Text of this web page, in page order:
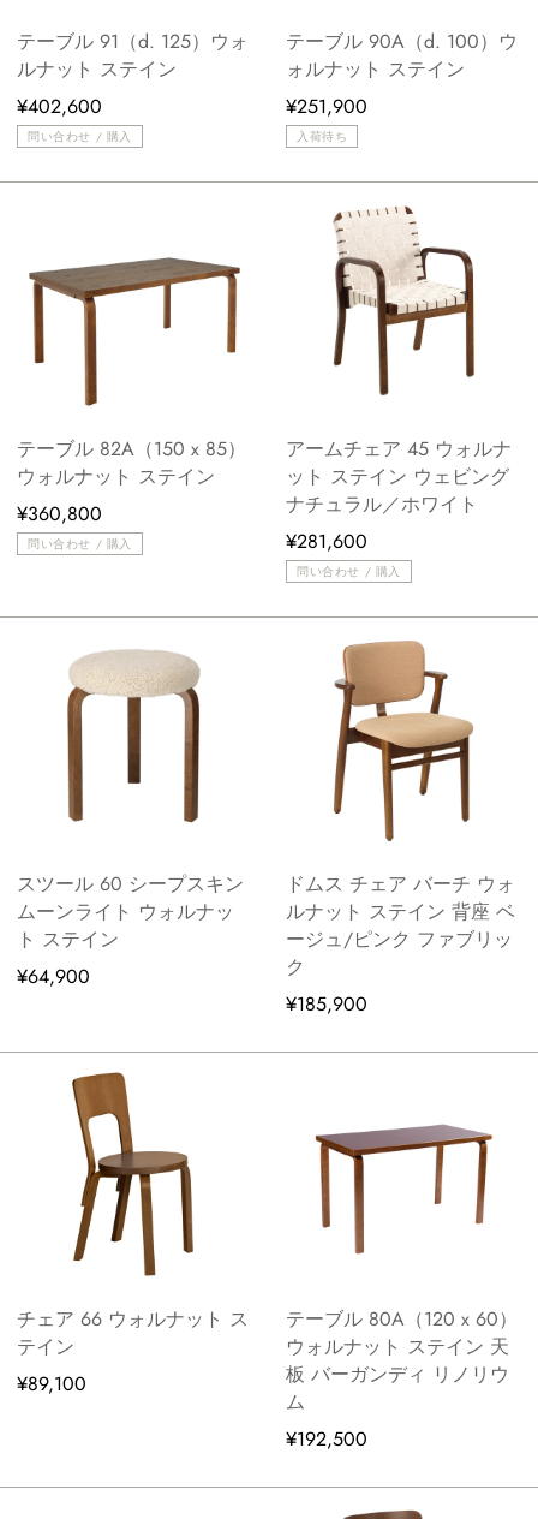
テーブル 91（d. 125）ウォ
ルナット ステイン
¥402,600
問い合わせ / 購入
テーブル 90A（d. 100）ウ
ォルナット ステイン
¥251,900
入荷待ち
テーブル 82A（150 x 85）
ウォルナット ステイン
¥360,800
問い合わせ / 購入
アームチェア 45 ウォルナ
ット ステイン ウェビング
ナチュラル／ホワイト
¥281,600
問い合わせ / 購入
スツール 60 シープスキン
ムーンライト ウォルナッ
ト ステイン
¥64,900
ドムス チェア バーチ ウォ
ルナット ステイン 背座 ベ
ージュ/ピンク ファブリッ
ク
¥185,900
チェア 66 ウォルナット ス
テイン
¥89,100
テーブル 80A（120 x 60）
ウォルナット ステイン 天
板 バーガンディ リノリウ
ム
¥192,500